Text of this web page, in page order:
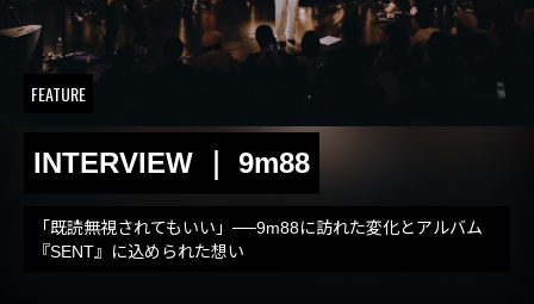
FEATURE
INTERVIEW ｜ 9m88
「既読無視されてもいい」──9m88に訪れた変化とアルバム
『SENT』に込められた想い